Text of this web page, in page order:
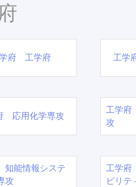
府 工学府 工学
応用化学専攻
工学府
攻
能情報システ
攻
工学府
ビリテ